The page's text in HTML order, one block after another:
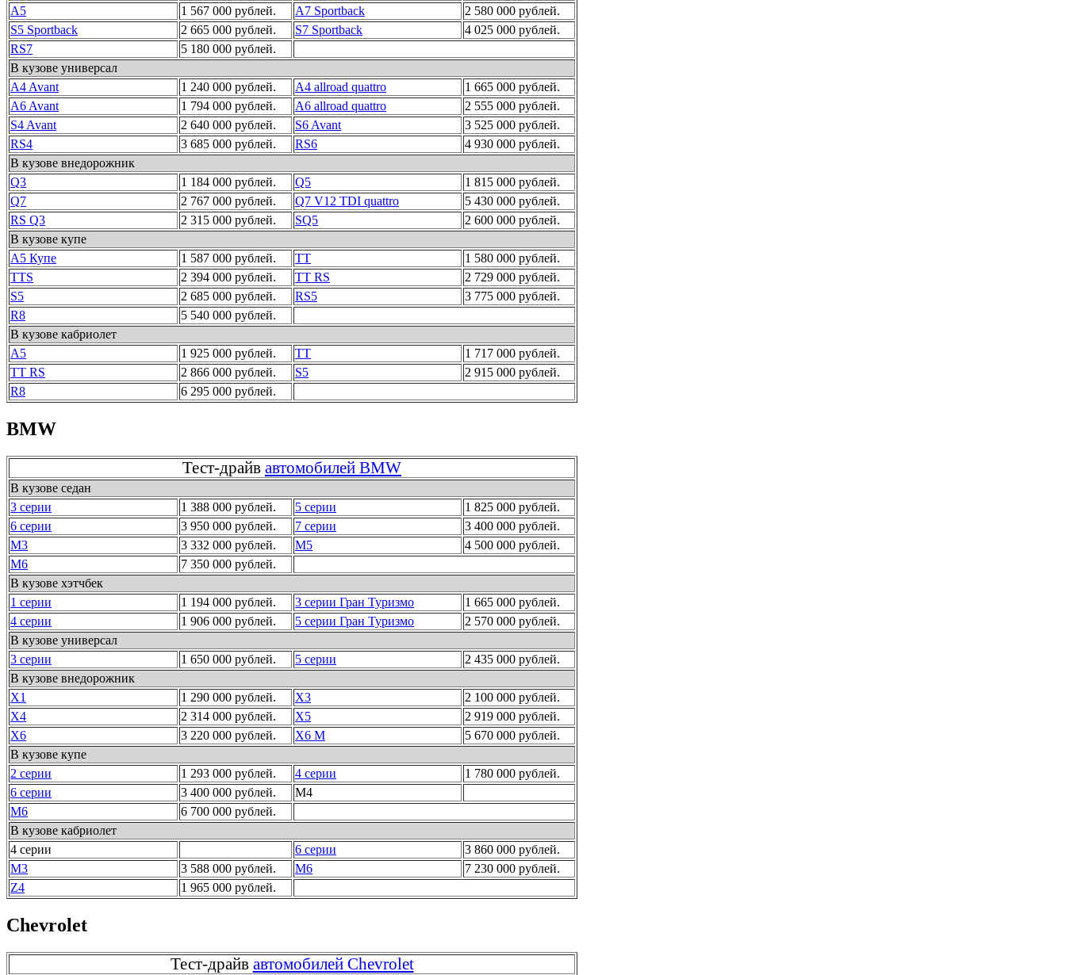
A5
1 567 000 рублей. A7 Sportback
2 580 000 рублей.
S5 Sportback
2 665 000 рублей. S7 Sportback
4 025 000 рублей.
RS7
5 180 000 рублей.
В кузове универсал
A4 Avant
1 240 000 рублей. A4 allroad quattro
1 665 000 рублей.
A6 Avant
1 794 000 рублей. A6 allroad quattro
2 555 000 рублей.
S4 Avant
2 640 000 рублей. S6 Avant
3 525 000 рублей.
RS4
3 685 000 рублей. RS6
4 930 000 рублей.
В кузове внедорожник
Q3
1 184 000 рублей. Q5
1 815 000 рублей.
Q7
2 767 000 рублей. Q7 V12 TDI quattro
5 430 000 рублей.
RS Q3
2 315 000 рублей. SQ5
2 600 000 рублей.
В кузове купе
A5 Купе
1 587 000 рублей. TT
1 580 000 рублей.
TTS
2 394 000 рублей. TT RS
2 729 000 рублей.
S5
2 685 000 рублей. RS5
3 775 000 рублей.
R8
5 540 000 рублей.
В кузове кабриолет
A5
1 925 000 рублей. TT
1 717 000 рублей.
TT RS
2 866 000 рублей. S5
2 915 000 рублей.
R8
6 295 000 рублей.
BMW
Тест-драйв автомобилей BMW
В кузове седан
3 серии
1 388 000 рублей. 5 серии
1 825 000 рублей.
6 серии
3 950 000 рублей. 7 серии
3 400 000 рублей.
M3
3 332 000 рублей. M5
4 500 000 рублей.
M6
7 350 000 рублей.
В кузове хэтчбек
1 серии
1 194 000 рублей. 3 серии Гран Туризмо
1 665 000 рублей.
4 серии
1 906 000 рублей. 5 серии Гран Туризмо
2 570 000 рублей.
В кузове универсал
3 серии
1 650 000 рублей. 5 серии
2 435 000 рублей.
В кузове внедорожник
X1
1 290 000 рублей. X3
2 100 000 рублей.
X4
2 314 000 рублей. X5
2 919 000 рублей.
X6
3 220 000 рублей. X6 M
5 670 000 рублей.
В кузове купе
2 серии
1 293 000 рублей. 4 серии
1 780 000 рублей.
6 серии
3 400 000 рублей.
M4
M6
6 700 000 рублей.
В кузове кабриолет
4 серии
6 серии
3 860 000 рублей.
M3
3 588 000 рублей. M6
7 230 000 рублей.
Z4
1 965 000 рублей.
Chevrolet
Тест-драйв автомобилей Chevrolet